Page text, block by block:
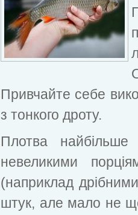
Привчайте себе
з тонкого дроту.
Плотва найбільше
невеликими
(наприклад
штук, але мало не